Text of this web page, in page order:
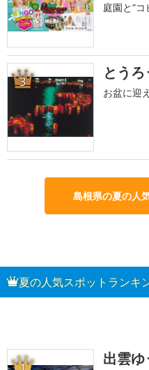
庭園と“
3 とう
お盆に迎
島根県の夏の人
夏の人気スポットランキ
出雲